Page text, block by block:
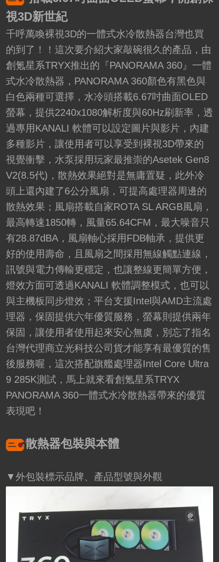
視3D新世紀
千呼萬喚裸視3D的一體式水冷散熱器台灣也買
的到了！！這次要介紹大家敲碗很久的產品，由
創氪星系TRYX推出的『PANORAMA 360』一體
式水冷散熱器，PANORAMA 360顏色有黑色與
白色兩種可選擇，水冷頭搭載6.67吋曲面OLED
螢幕，提供2240x1080解析度與60Hz刷新率，透
過專用KANALI 軟體可以設定圖片與影片，內建
多種影片，讓使用者可以享受到裸視3D帶來的
視覺衝擊，水泵採用玩家最推崇的Asetek Gen8
V2(8.5代)，散熱效果絕對是無庸置疑，此外冷
頭上還內建了6公分風扇，可提高處理器周邊的
散熱效果；風扇搭載自家ROTA SL ARGB風扇，
最高轉速1850轉，風量65.64CFM，最大噪音只
有28.87dBA，風扇軸心採用FDB軸承，提供更
好的使用壽命，且風扇之間採用無線觸點連線，
訊號與電力傳輸更穩定，也讓整線更簡單方便，
燈效方面可透過KANALI 軟體調整模式，也可以
與主機板同步燈效；平台支援Intel與AMD主流處
理器，保固提供六年優質服務，螢幕則提供兩年
保固，讓使用者使用起來安心無虞，別忘了指名
台灣代理商立光科技公司貨才能享有最優質的售
後服務喔，這次搭配旗艦處理器Intel Core Ultra
9 285K測試，馬上就來看創氪星系TRYX
PANORAMA 360一體式水冷散熱器帶來的優質
表現吧！
散熱器包裝與本體
▼外包裝標示品牌、產品型號與外觀